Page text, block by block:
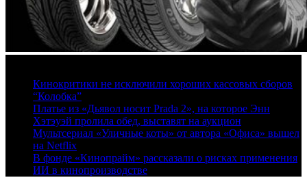
Кинокритики не исключили хороших кассовых сборов
“Колобка”
Платье из «Дьявол носит Prada 2», на которое Энн
Хэтэуэй пролила обед, выставят на аукцион
Мультсериал «Уличные коты» от автора «Офиса» вышел
на Netflix
В фонде «Кинопрайм» рассказали о рисках применения
ИИ в кинопроизводстве